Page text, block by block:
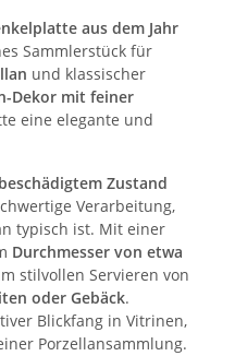
aus dem Jahr
Sammlerstück für
und klassischer
Dekor mit feiner
eine elegante und
Zustand
Verarbeitung,
typisch ist. Mit einer
Durchmesser von etwa
stilvollen Servieren von
oder Gebäck.
Blickfang in Vitrinen,
Porzellansammlung.